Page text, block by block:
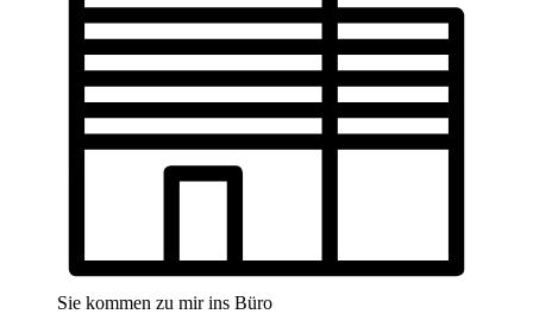
Sie kommen zu mir ins Büro